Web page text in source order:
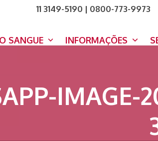
11 3149-5190 | 0800-773-9973
SANGUE INFORMAÇÕES
IMAGE-